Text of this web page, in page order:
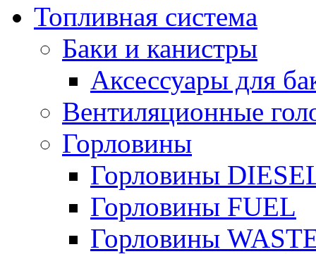
Топливная система
Баки и канистры
Аксессуары для
Вентиляционные
Горловины
Горловины
Горловины FUEL
Горловины